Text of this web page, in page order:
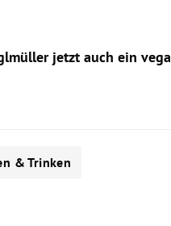
jetzt auch ein
& Trinken